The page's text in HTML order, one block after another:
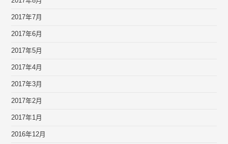
2017年7月
2017年6月
2017年5月
2017年4月
2017年3月
2017年2月
2017年1月
2016年12月